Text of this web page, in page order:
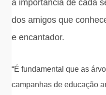
a importância de cada
dos amigos que
e encantador.
“É fundamental que as
campanhas de educação